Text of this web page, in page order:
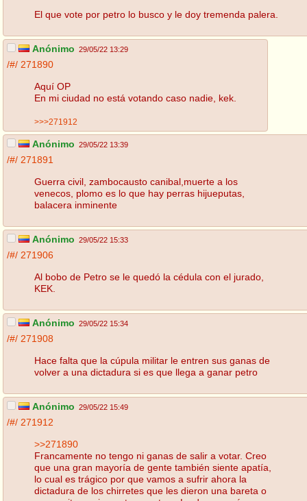
El que vote por petro lo busco y le doy tremenda palera.
Anónimo 29/05/22 13:29
/#/ 271890
Aquí OP
En mi ciudad no está votando caso nadie, kek.
>>>271912
Anónimo 29/05/22 13:39
/#/ 271891
Guerra civil, zambocausto canibal,muerte a los
venecos, plomo es lo que hay perras hijueputas,
balacera inminente
Anónimo 29/05/22 15:33
/#/ 271906
Al bobo de Petro se le quedó la cédula con el jurado,
KEK.
Anónimo 29/05/22 15:34
/#/ 271908
Hace falta que la cúpula militar le entren sus ganas de
volver a una dictadura si es que llega a ganar petro
Anónimo 29/05/22 15:49
/#/ 271912
>>271890
Francamente no tengo ni ganas de salir a votar. Creo
que una gran mayoría de gente también siente apatía,
lo cual es trágico por que vamos a sufrir ahora la
dictadura de los chirretes que les dieron una bareta o